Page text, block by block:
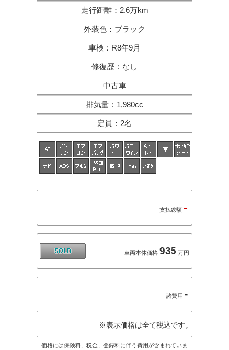
走行距離： 2.6万km
外装色 ： ブラック
車検 ： R8年9月
修復歴 ： なし
中古車
排気量 ： 1,980cc
定員 ： 2名
支払総額 -
車両本体価格 935 万円
諸費用 -
※表示価格は全て税込です。
価格には保険料、税金、登録料に伴う費用が含まれていま